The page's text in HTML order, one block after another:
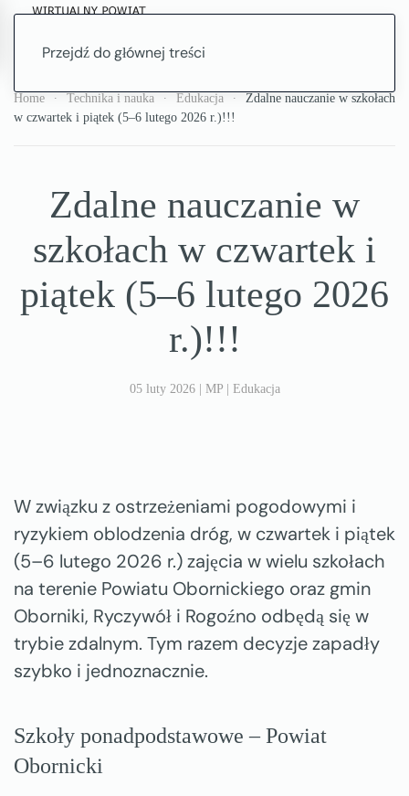
Przejdź do głównej treści
Home Technika i nauka Edukacja
Zdalne nauczanie w szkołach
w czwartek i piątek (5–6 lutego 2026 r.)!!!
Zdalne nauczanie w
szkołach w czwartek i
piątek (5–6 lutego 2026
r.)!!!
05 luty 2026| MP| Edukacja
W związku z ostrzeżeniami pogodowymi i
ryzykiem oblodzenia dróg, w czwartek i piątek
(5–6 lutego 2026 r.) zajęcia w wielu szkołach
na terenie Powiatu Obornickiego oraz gmin
Oborniki, Ryczywół i Rogoźno odbędą się w
trybie zdalnym. Tym razem decyzje zapadły
szybko i jednoznacznie.
Szkoły ponadpodstawowe – Powiat
Obornicki